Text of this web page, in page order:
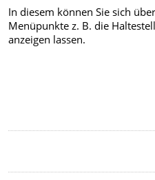
In diesem können Sie sich
Menüpunkte z. B. die
anzeigen lassen.